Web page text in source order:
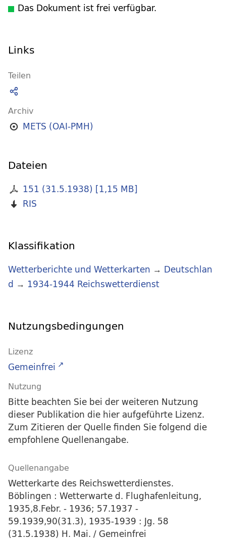
Das Dokument ist frei verfügbar.
Links
Teilen
Archiv
METS (OAI-PMH)
Dateien
151 (31.5.1938) [1,15 MB]
RIS
Klassifikation
Wetterberichte und Wetterkarten → Deutschlan
d → 1934-1944 Reichswetterdienst
Nutzungsbedingungen
Lizenz
Gemeinfrei
Nutzung
Bitte beachten Sie bei der weiteren Nutzung
dieser Publikation die hier aufgeführte Lizenz.
Zum Zitieren der Quelle finden Sie folgend die
empfohlene Quellenangabe.
Quellenangabe
Wetterkarte des Reichswetterdienstes.
Böblingen : Wetterwarte d. Flughafenleitung,
1935,8.Febr. - 1936; 57.1937 -
59.1939,90(31.3), 1935-1939 : Jg. 58
(31.5.1938) H. Mai. / Gemeinfrei